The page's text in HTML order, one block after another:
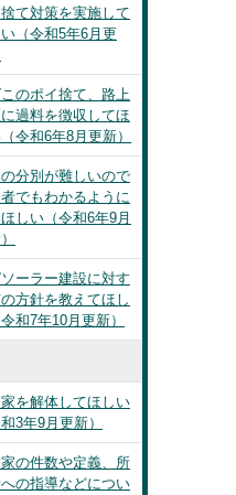
て対策を実施して
（令和5年6月更
のポイ捨て、路上
過料を徴収してほ
令和6年8月更新）
分別が難しいので
でもわかるように
しい（令和6年9月
ーラー建設に対す
方針を教えてほし
和7年10月更新）
を解体してほしい
和3年9月更新）
の件数や定義、所
の指導などについ